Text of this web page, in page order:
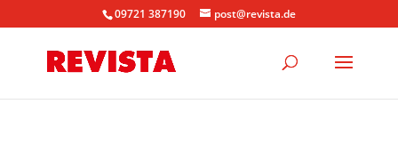
09721 387190 post@revista.de